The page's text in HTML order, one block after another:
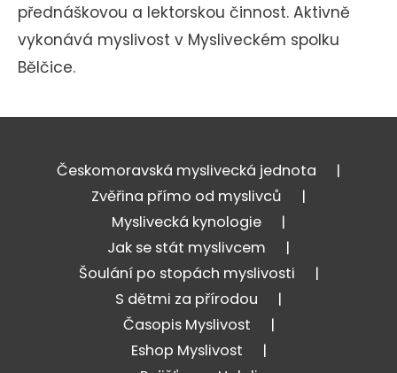
přednáškovou a lektorskou činnost. Aktivně
vykonává myslivost v Mysliveckém spolku
Bělčice.
Českomoravská myslivecká jednota
Zvěřina přímo od myslivců
Myslivecká kynologie
Jak se stát myslivcem
Šoulání po stopách myslivosti
S dětmi za přírodou
Časopis Myslivost
Eshop Myslivost